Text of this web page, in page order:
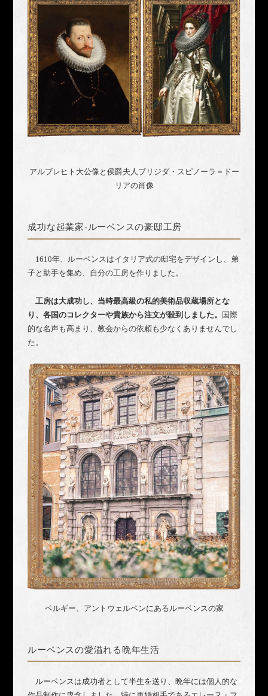
アルブレヒト大公像と侯爵夫人ブリジダ・スピノーラ＝ドー
リアの肖像
成功な起業家-ルーベンスの豪邸工房
1610年、ルーベンスはイタリア式の邸宅をデザインし、弟
子と助手を集め、自分の工房を作りました。
工房は大成功し、当時最高級の私的美術品収蔵場所とな
り、各国のコレクターや貴族から注文が殺到しました。 国際
的な名声も高まり、教会からの依頼も少なくありませんでし
た。
ベルギー、アントウェルペンにあるルーベンスの家
ルーベンスの愛溢れる晩年生活
ルーベンスは成功者として半生を送り、晩年には個人的な